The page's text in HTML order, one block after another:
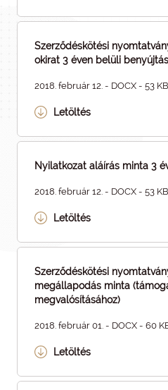
Szerződéskötési
okirat 3 éven belüli
2018. február 12. - DOCX - 53 KB
Letöltés
Nyilatkozat aláírás minta 3
2018. február 12. - DOCX - 53 KB
Letöltés
Szerződéskötési
megállapodás minta
megvalósításához)
2018. február 01. - DOCX - 60
Letöltés